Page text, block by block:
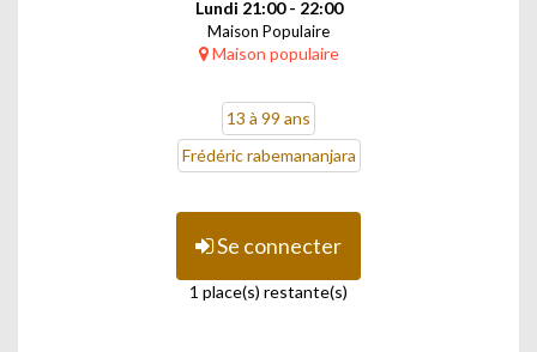
Lundi 21:00 - 22:00
Maison Populaire
Maison populaire
13 à 99 ans
Frédéric rabemananjara
Se connecter
1 place(s) restante(s)